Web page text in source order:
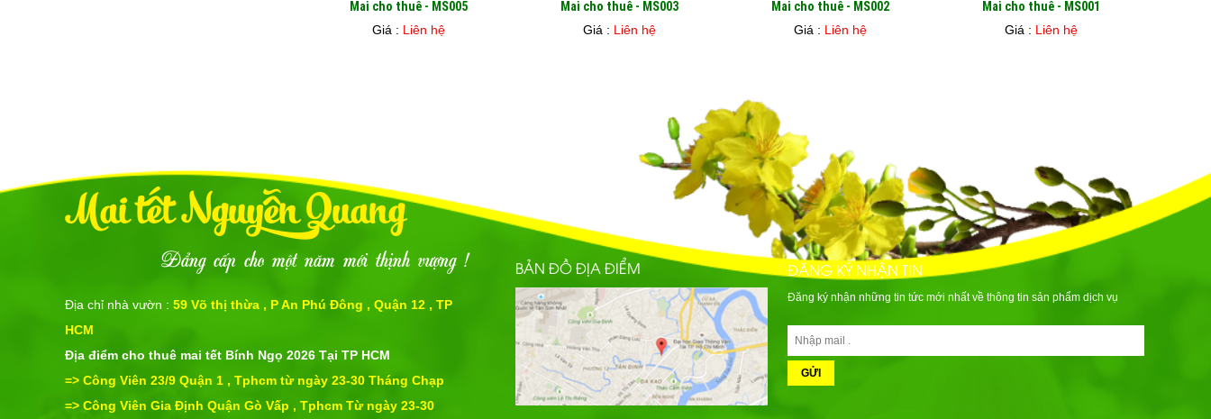
Mai cho thuê - MS005
Giá : Liên hệ
Mai cho thuê - MS003
Giá : Liên hệ
Mai cho thuê - MS002
Giá : Liên hệ
Mai cho thuê - MS001
Giá : Liên hệ
Mai tết Nguyễn Quang
Đẳng cấp cho một năm mới thịnh vượng !
Địa chỉ nhà vườn : 59 Võ thị thừa , P An Phú Đông , Quận 12 , TP
HCM
Địa điểm cho thuê mai tết Bính Ngọ 2026 Tại TP HCM
=> Công Viên 23/9 Quận 1 , Tphcm từ ngày 23-30 Tháng Chạp
=> Công Viên Gia Định Quận Gò Vấp , Tphcm Từ ngày 23-30
BẢN ĐỒ ĐỊA ĐIỂM ĐĂNG KÝ NHẬN TIN
Đăng ký nhận những tin tức mới nhất về thông tin sản phẩm dịch vụ
GỬI